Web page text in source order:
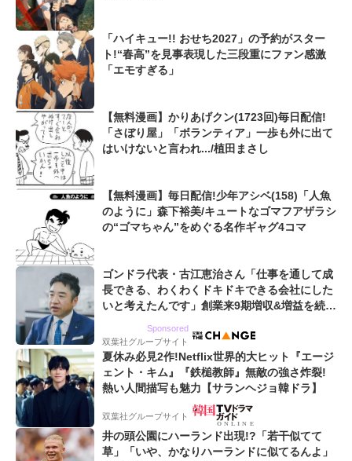
「ハイキュー!! おせち2027」の予約がスター
ト!“春高”を見事表現した三段重にファン感激
「エモすぎる」
【無料漫画】かりあげクン(1723回)毎日配信!
「さぼり屋」「ボランティア」一歩も外に出て
はいけないと言われ.../植田まさし
【無料漫画】毎日配信!少年アシベ(158)「人魚
のように」森下裕美/キュートなゴマフアザラシ
の“ゴマちゃん”をめぐる名作ギャグ4コマ
ゴンドラ代表・古江恵治さん「仕事を通して成
長できる、わくわくドキドキできる会社にした
いと考えたんです」創業来9期増収&増益を続け
Sponsored
双葉社グループサイト
夏休み必見2作!Netflix世界的大ヒット『エージ
ェント・キム』『鉄槌教師』無敵の強さ炸裂!
熱い人間描写も魅力【サランヘジョ韓ドラ】
双葉社グループサイト
井の頭公園にハーランド出現!?「若干似てて
草」「いや、かなりハーランドに似てるんよ」